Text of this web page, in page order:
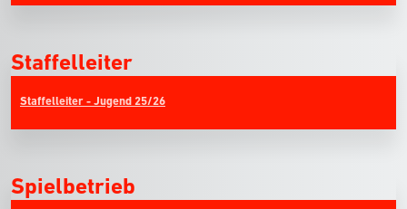
Staffelleiter
Staffelleiter - Jugend 25/26
Spielbetrieb